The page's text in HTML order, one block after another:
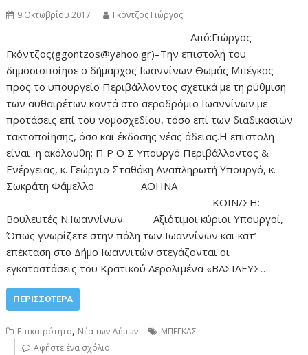
9 Οκτωβρίου 2017 Γκόντζος Γιώργος
Από:Γιώργος
Γκόντζος(ggontzos@yahoo.gr)–Την επιστολή του
δημοσιοποίησε ο δήμαρχος Ιωαννίνων Θωμάς Μπέγκας
προς το υπουργείο Περιβάλλοντος σχετικά με τη ρύθμιση
των αυθαιρέτων κοντά στο αεροδρόμιο Ιωαννίνων με
προτάσεις επί του νομοσχεδίου, τόσο επί των διαδικασιών
τακτοποίησης, όσο και έκδοσης νέας άδειας.Η επιστολή
είναι η ακόλουθη: Π Ρ Ο Σ Υπουργό Περιβάλλοντος &
Ενέργειας, κ. Γεώργιο Σταθάκη Αναπληρωτή Υπουργό, κ.
Σωκράτη Φάμελλο ΑΘΗΝΑ
ΚΟΙΝ/ΣΗ:
Βουλευτές Ν.Ιωαννίνων Αξιότιμοι κύριοι Υπουργοί,
Όπως γνωρίζετε στην πόλη των Ιωαννίνων και κατ’
επέκταση στο Δήμο Ιωαννιτών στεγάζονται οι
εγκαταστάσεις του Κρατικού Αερολιμένα «ΒΑΣΙΛΕΥΣ…
ΠΕΡΙΣΣΌΤΕΡΑ
Επικαιρότητα, Νέα των Δήμων
ΜΠΕΓΚΑΣ
Αφήστε ένα σχόλιο